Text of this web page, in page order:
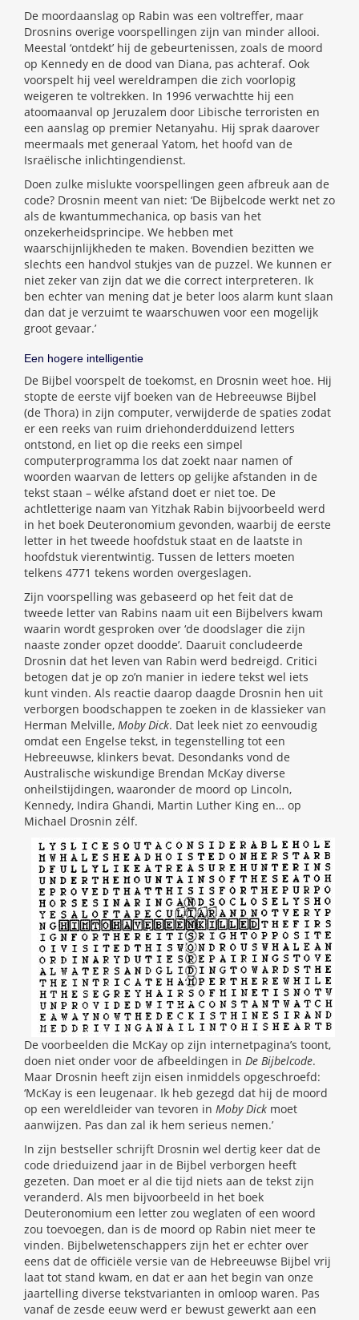
De moordaanslag op Rabin was een voltreffer, maar
Drosnins overige voorspellingen zijn van minder allooi.
Meestal ‘ontdekt’ hij de gebeurtenissen, zoals de moord
op Kennedy en de dood van Diana, pas achteraf. Ook
voorspelt hij veel wereldrampen die zich voorlopig
weigeren te voltrekken. In 1996 verwachtte hij een
atoomaanval op Jeruzalem door Libische terroristen en
een aanslag op premier Netanyahu. Hij sprak daarover
meermaals met generaal Yatom, het hoofd van de
Israëlische inlichtingendienst.
Doen zulke mislukte voorspellingen geen afbreuk aan de
code? Drosnin meent van niet: ‘De Bijbelcode werkt net zo
als de kwantummechanica, op basis van het
onzekerheidsprincipe. We hebben met
waarschijnlijkheden te maken. Bovendien bezitten we
slechts een handvol stukjes van de puzzel. We kunnen er
niet zeker van zijn dat we die correct interpreteren. Ik
ben echter van mening dat je beter loos alarm kunt slaan
dan dat je verzuimt te waarschuwen voor een mogelijk
groot gevaar.’
Een hogere intelligentie
De Bijbel voorspelt de toekomst, en Drosnin weet hoe. Hij
stopte de eerste vijf boeken van de Hebreeuwse Bijbel
(de Thora) in zijn computer, verwijderde de spaties zodat
er een reeks van ruim driehonderdduizend letters
ontstond, en liet op die reeks een simpel
computerprogramma los dat zoekt naar namen of
woorden waarvan de letters op gelijke afstanden in de
tekst staan – wélke afstand doet er niet toe. De
achtletterige naam van Yitzhak Rabin bijvoorbeeld werd
in het boek Deuteronomium gevonden, waarbij de eerste
letter in het tweede hoofdstuk staat en de laatste in
hoofdstuk vierentwintig. Tussen de letters moeten
telkens 4771 tekens worden overgeslagen.
Zijn voorspelling was gebaseerd op het feit dat de
tweede letter van Rabins naam uit een Bijbelvers kwam
waarin wordt gesproken over ‘de doodslager die zijn
naaste zonder opzet doodde’. Daaruit concludeerde
Drosnin dat het leven van Rabin werd bedreigd. Critici
betogen dat je op zo’n manier in iedere tekst wel iets
kunt vinden. Als reactie daarop daagde Drosnin hen uit
verborgen boodschappen te zoeken in de klassieker van
Herman Melville, Moby Dick. Dat leek niet zo eenvoudig
omdat een Engelse tekst, in tegenstelling tot een
Hebreeuwse, klinkers bevat. Desondanks vond de
Australische wiskundige Brendan McKay diverse
onheilstijdingen, waaronder de moord op Lincoln,
Kennedy, Indira Ghandi, Martin Luther King en… op
Michael Drosnin zélf.
De voorbeelden die McKay op zijn internetpagina’s toont,
doen niet onder voor de afbeeldingen in De Bijbelcode.
Maar Drosnin heeft zijn eisen inmiddels opgeschroefd:
‘McKay is een leugenaar. Ik heb gezegd dat hij de moord
op een wereldleider van tevoren in Moby Dick moet
aanwijzen. Pas dan zal ik hem serieus nemen.’
In zijn bestseller schrijft Drosnin wel dertig keer dat de
code drieduizend jaar in de Bijbel verborgen heeft
gezeten. Dan moet er al die tijd niets aan de tekst zijn
veranderd. Als men bijvoorbeeld in het boek
Deuteronomium een letter zou weglaten of een woord
zou toevoegen, dan is de moord op Rabin niet meer te
vinden. Bijbelwetenschappers zijn het er echter over
eens dat de officiële versie van de Hebreeuwse Bijbel vrij
laat tot stand kwam, en dat er aan het begin van onze
jaartelling diverse tekstvarianten in omloop waren. Pas
vanaf de zesde eeuw werd er bewust gewerkt aan een